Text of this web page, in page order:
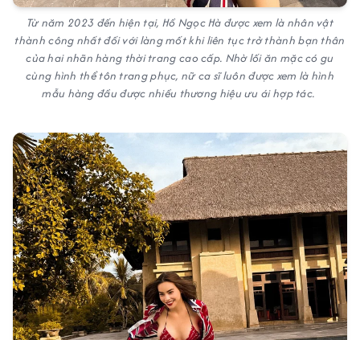
Từ năm 2023 đến hiện tại, Hồ Ngọc Hà được xem là nhân vật
thành công nhất đối với làng mốt khi liên tục trở thành bạn thân
của hai nhãn hàng thời trang cao cấp. Nhờ lối ăn mặc có gu
cùng hình thể tôn trang phục, nữ ca sĩ luôn được xem là hình
mẫu hàng đầu được nhiều thương hiệu ưu ái hợp tác.